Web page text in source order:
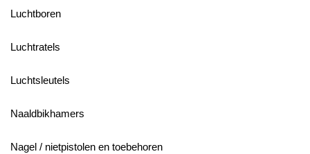
Luchtboren
Luchtratels
Luchtsleutels
Naaldbikhamers
Nagel / nietpistolen en toebehoren